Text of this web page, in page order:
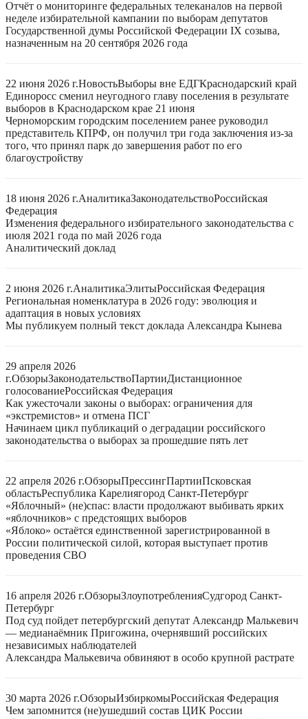
Отчёт о мониторинге федеральных телеканалов на первой
неделе избирательной кампании по выборам депутатов
Государственной думы Российской Федерации IX созыва,
назначенным на 20 сентября 2026 года
22 июня 2026 г.НовостьВыборы вне ЕДГКраснодарский край
Единоросс сменил неугодного главу поселения в результате
выборов в Краснодарском крае 21 июня
Черноморским городским поселением ранее руководил
представитель КПРФ, он получил три года заключения из-за
того, что принял парк до завершения работ по его
благоустройству
18 июня 2026 г.АналитикаЗаконодательствоРоссийская
Федерация
Изменения федерального избирательного законодательства с
июля 2021 года по май 2026 года
Аналитический доклад
2 июня 2026 г.АналитикаЭлитыРоссийская Федерация
Региональная номенклатура в 2026 году: эволюция и
адаптация в новых условиях
Мы публикуем полный текст доклада Александра Кынева
29 апреля 2026
г.ОбзорыЗаконодательствоПартииДистанционное
голосованиеРоссийская Федерация
Как ужесточали законы о выборах: ограничения для
«экстремистов» и отмена ПСГ
Начинаем цикл публикаций о деградации российского
законодательства о выборах за прошедшие пять лет
22 апреля 2026 г.ОбзорыПрессингПартииПсковская
областьРеспублика Карелиягород Санкт-Петербург
«Яблочный» (не)спас: власти продолжают выбивать ярких
«яблочников» с предстоящих выборов
«Яблоко» остаётся единственной зарегистрированной в
России политической силой, которая выступает против
проведения СВО
16 апреля 2026 г.ОбзорыЗлоупотребленияСудгород Санкт-
Петербург
Под суд пойдет петербургский депутат Александр Малькевич
— медианаёмник Пригожина, очернявший российских
независимых наблюдателей
Александра Малькевича обвиняют в особо крупной растрате
30 марта 2026 г.ОбзорыИзбиркомыРоссийская Федерация
Чем запомнится (не)ушедший состав ЦИК России